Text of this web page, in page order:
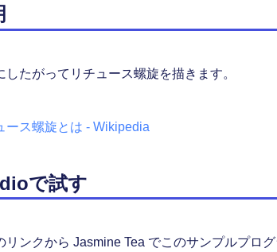
したがってリチュース螺旋を描きます。
ース螺旋とは - Wikipedia
で試す
リンクから Jasmine Tea でこのサンプルプロ